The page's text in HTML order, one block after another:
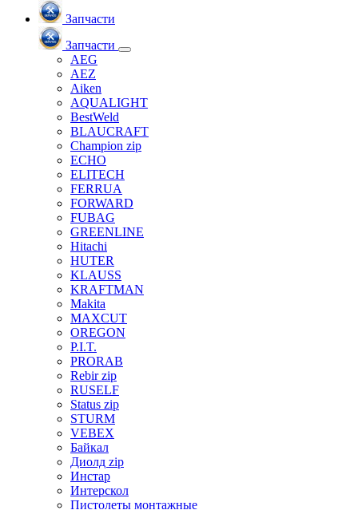
Запчасти
Запчасти
AEG
AEZ
Aiken
AQUALIGHT
BestWeld
BLAUCRAFT
Champion zip
ECHO
ELITECH
FERRUA
FORWARD
FUBAG
GREENLINE
Hitachi
HUTER
KLAUSS
KRAFTMAN
Makita
MAXCUT
OREGON
P.I.T.
PRORAB
Rebir zip
RUSELF
Status zip
STURM
VEBEX
Байкал
Диолд zip
Инстар
Интерскол
Пистолеты монтажные